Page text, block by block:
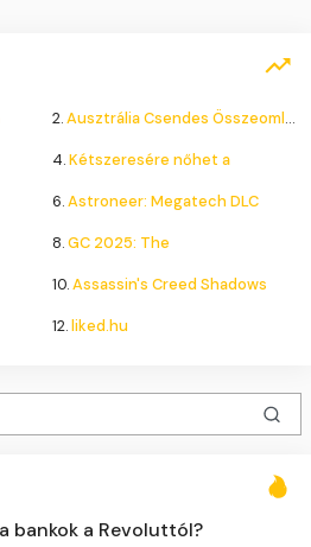
2.Ausztrália Csendes Összeomlása
4.Kétszeresére nőhet a
6.Astroneer: Megatech DLC
8.GC 2025: The
10.Assassin's Creed Shadows
12.liked.hu
bankok a Revoluttól?